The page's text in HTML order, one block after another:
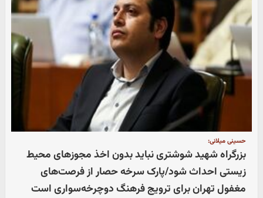
حسینی میلانی:
بزرگراه شهید شوشتری نباید بدون اخذ مجوزهای محیط
زیستی احداث شود/پارک سرخه حصار از فرصت‌های
مغفول تهران برای ترویج فرهنگ دوچرخه‌سواری است